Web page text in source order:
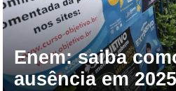
Enem: saiba
ausência em 2025